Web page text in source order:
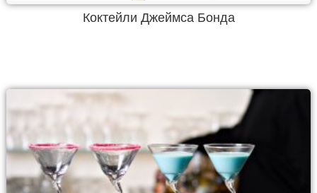
Коктейли Джеймса Бонда